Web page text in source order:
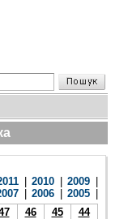
2010 2009
2006 2005
46 45
44